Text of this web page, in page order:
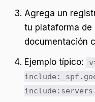
Agrega un
tu plataforma de
documentación
Ejemplo típico: